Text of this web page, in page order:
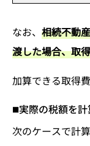
なお、 相続不動
渡した場合、取
加算できる取得
実際の税額を
次のケースで計